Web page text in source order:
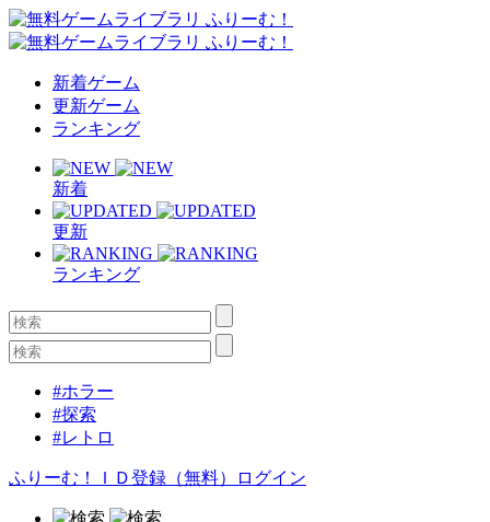
新着ゲーム
更新ゲーム
ランキング
新着
更新
ランキング
#ホラー
#探索
#レトロ
ふりーむ！ＩＤ登録（無料） ログイン